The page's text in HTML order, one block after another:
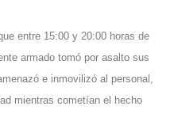
entre 15:00 y 20:00 horas de
armado tomó por asalto sus
e inmovilizó al personal,
mientras cometían el hecho